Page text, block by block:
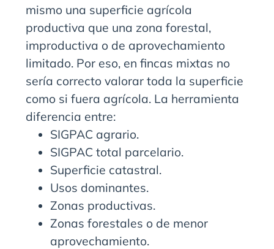
mismo una superficie agrícola
productiva que una zona forestal,
improductiva o de aprovechamiento
limitado. Por eso, en fincas mixtas no
sería correcto valorar toda la superficie
como si fuera agrícola. La herramienta
diferencia entre:
SIGPAC agrario.
SIGPAC total parcelario.
Superficie catastral.
Usos dominantes.
Zonas productivas.
Zonas forestales o de menor
aprovechamiento.